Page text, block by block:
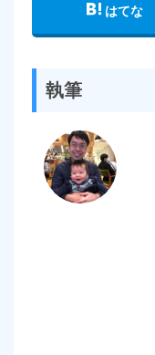
はてな
執筆